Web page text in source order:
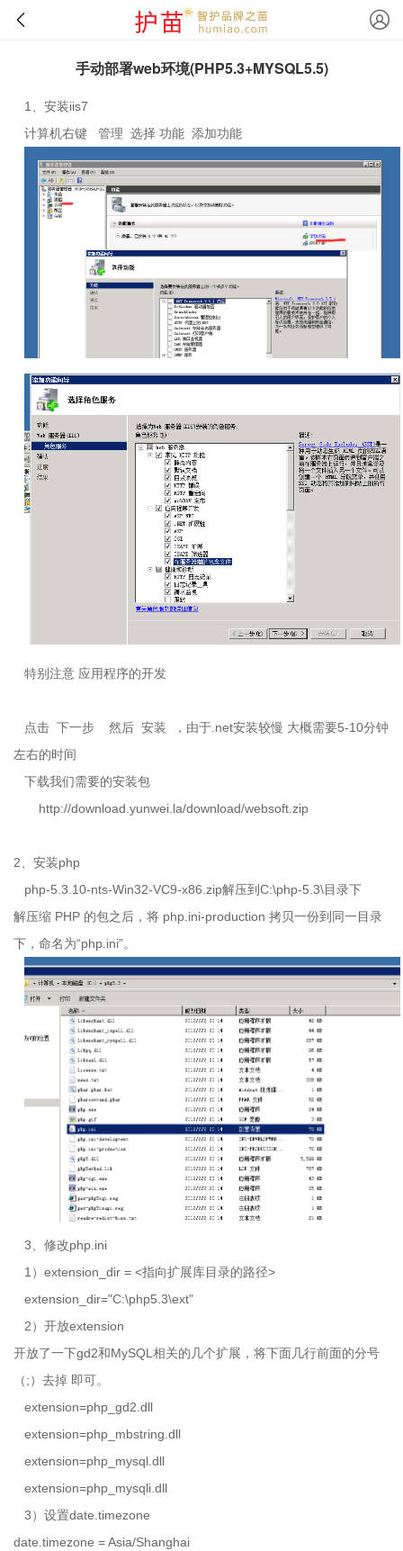
手动部署web环境(PHP5.3+MYSQL5.5)
1 、安装iis7
计算机右键
管理 选择 功能 添加功能
特别注意 应用程序的开发
点击 下一步 然后 安装 ，由于.net安装较慢 大概需要5-10分钟
左右的时间
下载我们需要的安装包
http://download.yunwei.la/download/websoft.zip
2、 安装php
php-5.3.10-nts-Win32-VC9-x86.zip解压到 C:\php-5.3\目录下
解压缩 PHP 的包之后，将 php.ini-production 拷贝一份到同一目录
下，命名为“php.ini”。
3、修改php.ini
1） extension_dir = <指向扩展库目录的路径>
extension_dir="C:\php5.3\ext"
2）开放extension
开放了一下gd2和MySQL 相关的几个扩展，将下面几行前面的分号
（;）去掉 即可。
extension=php_gd2.dll
extension=php_mbstring.dll
extension=php_mysql.dll
extension=php_mysqli.dll
3）设置date.timezone
date.timezone = Asia/Shanghai